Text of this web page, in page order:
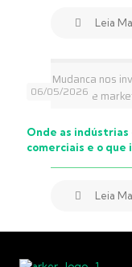
Leia
Mudança nos
trade
06/05/2026
Onde as
comerciais e o
Leia